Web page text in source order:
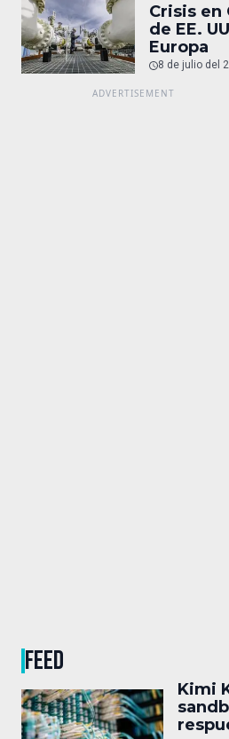
Crisis en
de EE.
Europa
8 de julio del
FEED
Kimi